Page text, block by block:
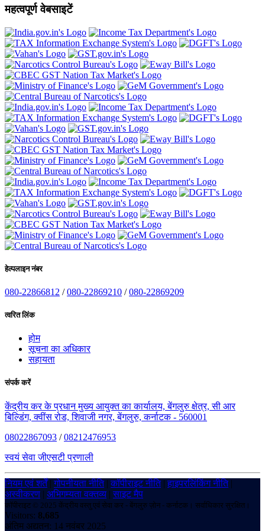
महत्वपूर्ण वेबसाइटें
हेल्पलाइन नंबर
080-22866812 /080-22869210 /080-22869209
त्वरित लिंक
होम
सूचना का अधिकार
सहायता
संपर्क करें
केंद्रीय कर के प्रधान मुख्य आयुक्त का कार्यालय, बेंगलुरु क्षेत्र, सी आर
बिल्डिंग, क्वींस रोड, शिवाजी नगर, बेंगलुरु, कर्नाटक - 560001
08022867093 /08212476953
स्वयं सेवा जीएसटी प्रणाली
नियम एवं शर्तें|गोपनीयता नीति|कॉपीराइट नीति|हाइपरलिंकिंग नीति|
अस्वीकरण | अभिगम्यता वक्तव्य |साइट मैप
कॉपीराइट © 2025 केंद्रीय वस्तु एवं सेवा कर - बेंगलुरु ज़ोन - कर्नाटक। सर्वाधिकार सुरक्षित।
Visitors: 8,685
अंतिम अद्यतन: 14 नवंबर 2025